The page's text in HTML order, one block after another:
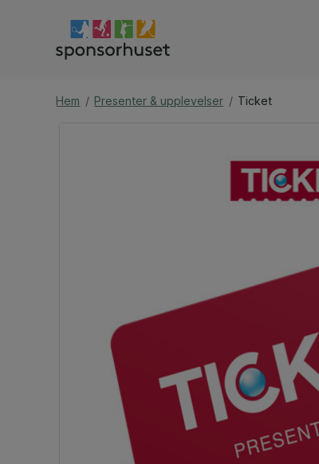
Hem / Presenter & upplevelser / Ticket